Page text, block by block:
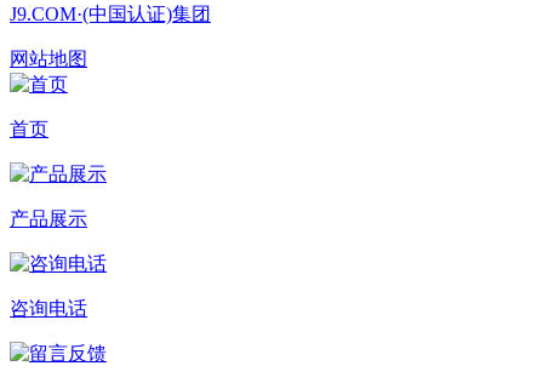
J9.COM·(中国认证)集团
网站地图
首页
产品展示
咨询电话